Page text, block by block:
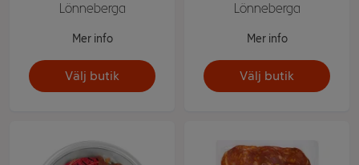
Lönneberga
Mer info
Välj butik
Lönneberga
Mer info
Välj butik